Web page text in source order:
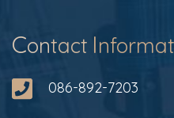
Contact I
086-892-7203